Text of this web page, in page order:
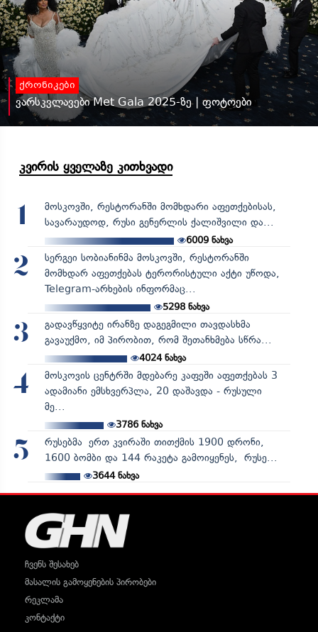
ქრონიკები
ვარსკვლავები Met Gala 2025-ზე | ფოტოები
კვირის ყველაზე კითხვადი
1
მოსკოვში, რესტორანში მომხდარი აფეთქებისას,
სავარაუდოდ, რუსი გენერლის ქალიშვილი და...
6009 ნახვა
2
სერგეი სობიანინმა მოსკოვში, რესტორანში
მომხდარ აფეთქებას ტერორისტული აქტი უწოდა,
Telegram-არხების ინფორმაც...
5298ნახვა
3
გადავწყვიტე ირანზე დაგეგმილი თავდასხმა
გავაუქმო, იმ პირობით, რომ შეთანხმება სწრა...
4024ნახვა
4
მოსკოვის ცენტრში მდებარე კაფეში აფეთქებას 3
ადამიანი ემსხვერპლა, 20 დაშავდა - რუსული
მე...
3786ნახვა
5
რუსებმა ერთ კვირაში თითქმის 1900 დრონი,
1600 ბომბი და 144 რაკეტა გამოიყენეს, რუსე...
3644ნახვა
ჩვენს შესახებ
მასალის გამოყენების პირობები
რეკლამა
კონტაქტი